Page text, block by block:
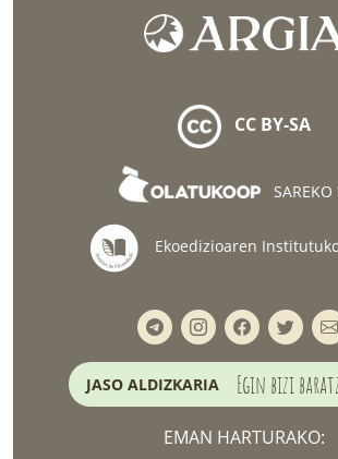
CC BY-SA
SAREKO
Ekoedizioaren
JASO ALDIZKARIA Egin bizi
EMAN HARTURAKO: